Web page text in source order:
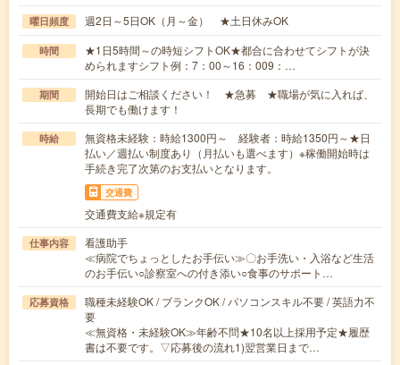
曜日頻度 週2日～5日OK（月～金） ★土日休みOK
時間
★1日5時間～の時短シフトOK★都合に合わせてシフトが決
められますシフト例：7：00～16：009：…
期間
開始日はご相談ください！ ★急募 ★職場が気に入れば、
長期でも働けます！
時給
無資格未経験：時給1300円～ 経験者：時給1350円～★日
払い／週払い制度あり（月払いも選べます）※稼働開始時は
手続き完了次第のお支払いとなります。
交通費
交通費支給※規定有
仕事内容
看護助手
≪病院でちょっとしたお手伝い≫〇お手洗い・入浴など生活
のお手伝い○診察室への付き添い○食事のサポート…
応募資格
職種未経験OK / ブランクOK / パソコンスキル不要 / 英語力不
要
≪無資格・未経験OK≫年齢不問★10名以上採用予定★履歴
書は不要です。▽応募後の流れ1)翌営業日まで…